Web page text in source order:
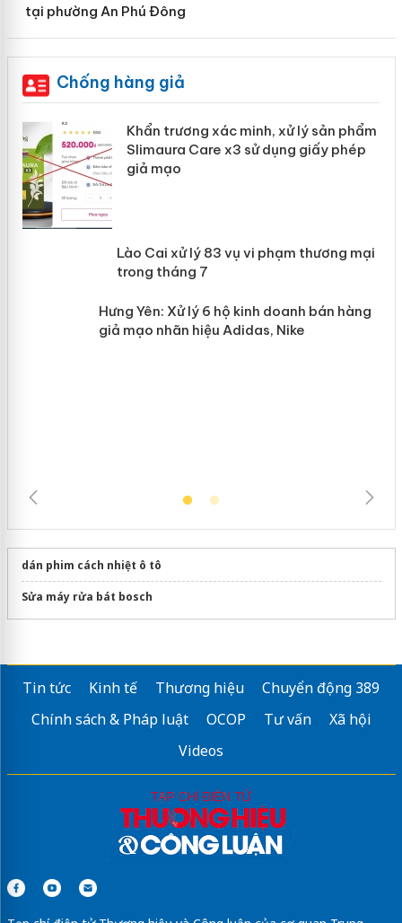
tại phường An Phú Đông
Chống hàng giả
Khẩn trương xác minh, xử lý sản phẩm
Slimaura Care x3 sử dụng giấy phép giả
mạo
Hưng Yên: Xử lý 6 hộ kinh doanh bán hàng
dán phim cách nhiệt ô tô
Sửa máy rửa bát bosch
Tin tức Kinh tế Thương hiệu
Chuyển động 389
Chính sách & Pháp luật
OCOP Tư vấn
Xã hội
Videos